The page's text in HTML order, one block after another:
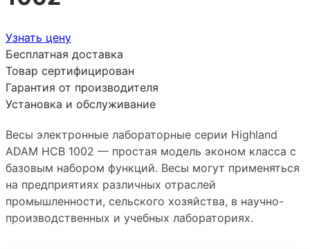
Узнать цену
Бесплатная доставка
Товар сертифицирован
Гарантия от производителя
Установка и обслуживание
Весы электронные лабораторные серии Highland
ADAM HCB 1002 — простая модель эконом класса с
базовым набором функций. Весы могут применяться
на предприятиях различных отраслей
промышленности, сельского хозяйства, в научно-
производственных и учебных лабораториях.